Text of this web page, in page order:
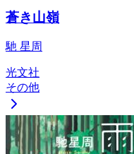
蒼き山嶺
馳 星周
光文社
その他